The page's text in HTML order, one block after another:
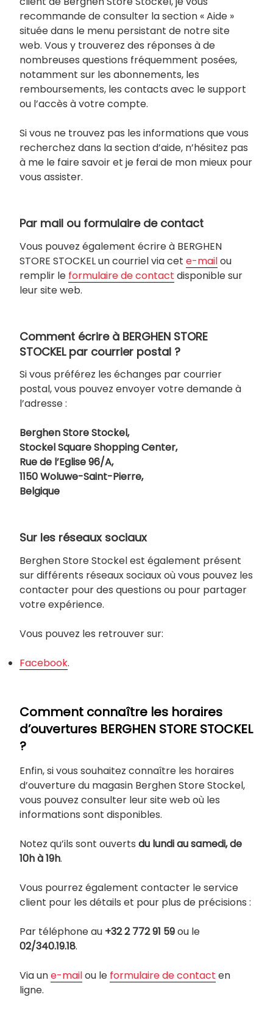
recommande de consulter la section « Aide »
située dans le menu persistant de notre site
web. Vous y trouverez des réponses à de
nombreuses questions fréquemment posées,
notamment sur les abonnements, les
remboursements, les contacts avec le support
ou l’accès à votre compte.
Si vous ne trouvez pas les informations que vous
recherchez dans la section d’aide, n’hésitez pas
à me le faire savoir et je ferai de mon mieux pour
vous assister.
Par mail ou formulaire de contact
Vous pouvez également écrire à BERGHEN
STORE STOCKEL un courriel via cet e-mailou
remplir le formulaire de contact disponible sur
leur site web.
Comment écrire à BERGHEN STORE
STOCKEL par courrier postal ?
Si vous préférez les échanges par courrier
postal, vous pouvez envoyer votre demande à
l’adresse :
Berghen Store Stockel,
Stockel Square Shopping Center,
Rue de l’Eglise 96/A,
1150 Woluwe-Saint-Pierre,
Belgique
Sur les réseaux sociaux
Berghen Store Stockel est également présent
sur différents réseaux sociaux où vous pouvez les
contacter pour des questions ou pour partager
votre expérience.
Vous pouvez les retrouver sur:
Facebook.
Comment connaître les horaires
d’ouvertures BERGHEN STORE STOCKEL
?
Enfin, si vous souhaitez connaître les horaires
d’ouverture du magasin Berghen Store Stockel,
vous pouvez consulter leur site web où les
informations sont disponibles.
Notez qu’ils sont ouverts du lundi au samedi, de
10h à 19h.
Vous pourrez également contacter le service
client pour les détails et pour plus de précisions :
Par téléphone au +32 2 772 91 59ou le
02/340.19.18.
Via une-mailou le formulaire de contact en
ligne.